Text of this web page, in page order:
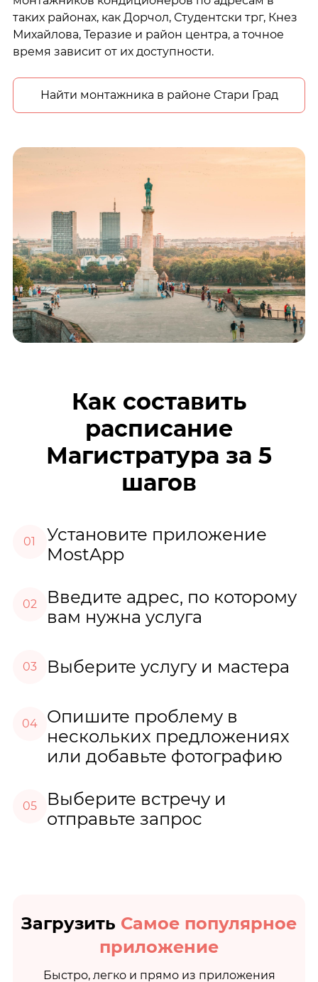
таких районах, как Дорчол, Студентски трг, Кнез
Михайлова, Теразие и район центра, а точное
время зависит от их доступности.
Найти монтажника в районе Стари Град
Как составить
расписание
Магистратура за 5
шагов
01
Установите приложение
MostApp
02
Введите адрес, по которому
вам нужна услуга
03 Выберите услугу и мастера
04
Опишите проблему в
нескольких предложениях
или добавьте фотографию
05
Выберите встречу и
отправьте запрос
Загрузить Самое популярное
приложение
Быстро, легко и прямо из приложения